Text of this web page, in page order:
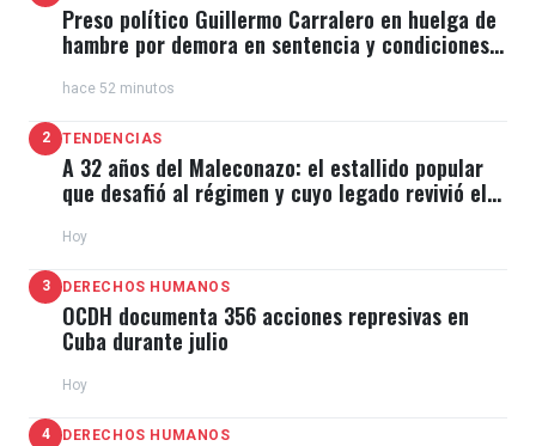
Preso político Guillermo Carralero en huelga de
hambre por demora en sentencia y condiciones
hace 52 minutos
2 TENDENCIAS
A 32 años del Maleconazo: el estallido popular
que desafió al régimen y cuyo legado revivió el
Hoy
3 DERECHOS HUMANOS
OCDH documenta 356 acciones represivas en
Cuba durante julio
Hoy
4 DERECHOS HUMANOS